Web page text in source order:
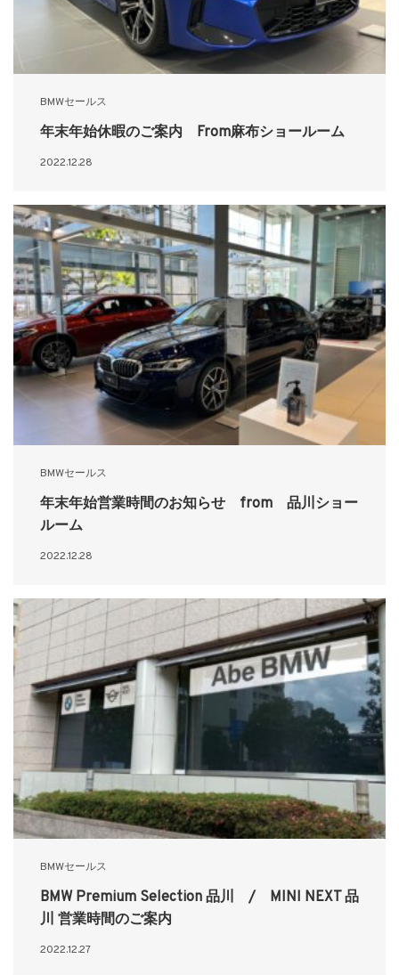
BMWセールス
年末年始休暇のご案内 From麻布ショールーム
2022.12.28
BMWセールス
年末年始営業時間のお知らせ from 品川ショー
ルーム
2022.12.28
BMWセールス
BMW Premium Selection 品川 / MINI NEXT 品
川 営業時間のご案内
2022.12.27